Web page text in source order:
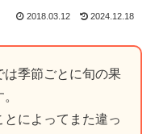
2018.03.12 2024.12.18
は季節ごとに旬の果
によってまた違っ